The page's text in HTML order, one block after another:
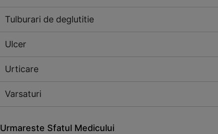
Tulburari de deglutitie
Ulcer
Urticare
Varsaturi
Urmareste Sfatul Medicului